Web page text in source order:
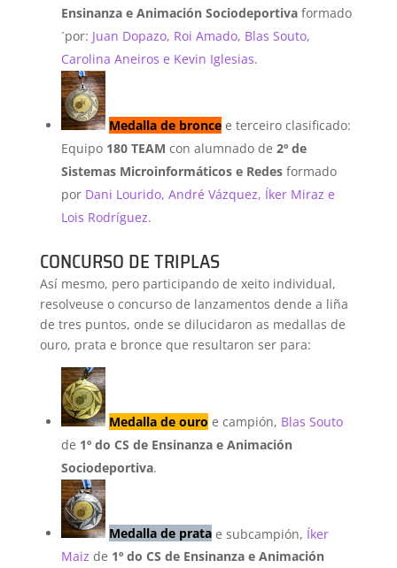
Ensinanza e Animación Sociodeportivaformado
`por: Juan Dopazo, Roi Amado, Blas Souto,
Carolina Aneiros e Kevin Iglesias.
Medalla de broncee terceiro clasificado:
Equipo 180 TEAM con alumnado de 2º de
Sistemas Microinformáticos e Redesformado
por Dani Lourido, André Vázquez, Íker Miraz e
Lois Rodríguez.
CONCURSO DE TRIPLAS
Así mesmo, pero participando de xeito individual,
resolveuse o concurso de lanzamentos dende a liña
de tres puntos, onde se dilucidaron as medallas de
ouro, prata e bronce que resultaron ser para:
Medalla de ouro e campión, Blas Souto
de 1º do CS de Ensinanza e Animación
Sociodeportiva.
Medalla de pratae subcampión, Íker
Maiz de 1º do CS de Ensinanza e Animación